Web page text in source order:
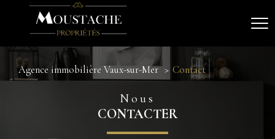
Agence immobilière Vaux-sur-Mer Contact
Nous
CONTACTER